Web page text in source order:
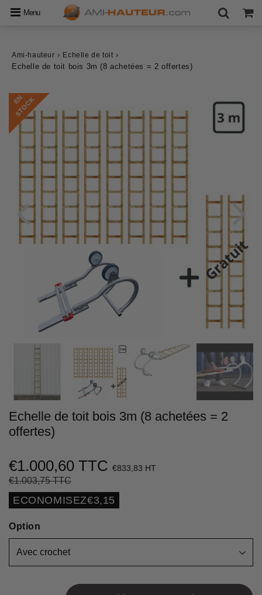
Menu
Ami-hauteur › Echelle de toit ›
Echelle de toit bois 3m (8 achetées = 2 offertes)
E
N
S
T
O
C
K
Echelle de toit bois 3m (8 achetées = 2
offertes)
€1.000,60 TTC €833,83 HT
€1.003,75 TTC
régulier
réduit
Unit
price
ECONOMISEZ€3,15
Option